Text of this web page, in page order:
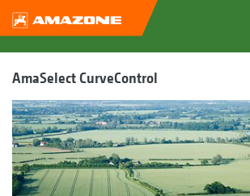
AmaSelect CurveControl